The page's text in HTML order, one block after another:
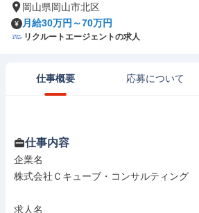
岡山県岡山市北区
月給30万円～70万円
リクルートエージェントの求人
仕事概要 応募について
仕事内容
企業名
株式会社Ｃキューブ・コンサルティング
求人名